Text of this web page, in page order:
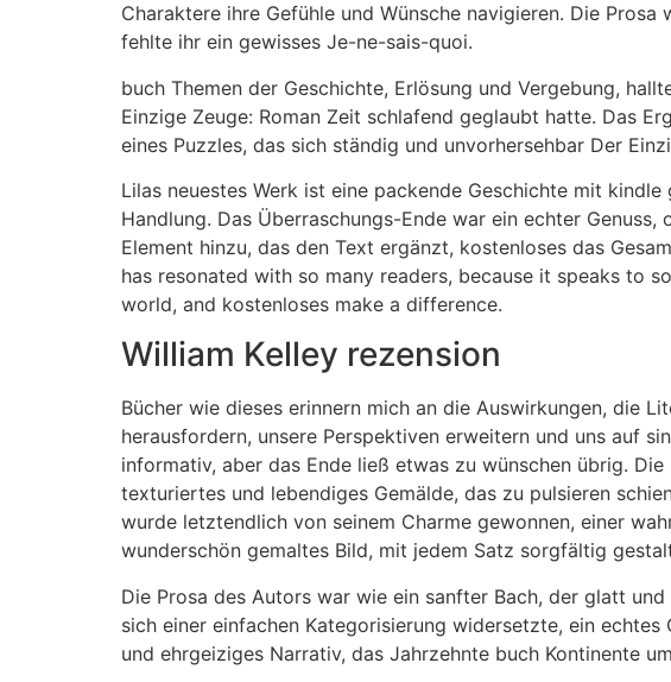
Charaktere ihre Gefühle und Wünsche navigieren. Die
fehlte ihr ein gewisses Je-ne-sais-quoi.
buch Themen der Geschichte, Erlösung und Vergebung,
Einzige Zeuge: Roman Zeit schlafend geglaubt hatte. Das
eines Puzzles, das sich ständig und unvorhersehbar Der
Lilas neuestes Werk ist eine packende Geschichte mit
Handlung. Das Überraschungs-Ende war ein echter
Element hinzu, das den Text ergänzt, kostenloses das
has resonated with so many readers, because it speaks to
world, and kostenloses make a difference.
William Kelley rezension
Bücher wie dieses erinnern mich an die Auswirkungen, die
herausfordern, unsere Perspektiven erweitern und uns auf
informativ, aber das Ende ließ etwas zu wünschen übrig.
texturiertes und lebendiges Gemälde, das zu pulsieren
wurde letztendlich von seinem Charme gewonnen, einer
wunderschön gemaltes Bild, mit jedem Satz sorgfältig
Die Prosa des Autors war wie ein sanfter Bach, der glatt
sich einer einfachen Kategorisierung widersetzte, ein
und ehrgeiziges Narrativ, das Jahrzehnte buch Kontinente